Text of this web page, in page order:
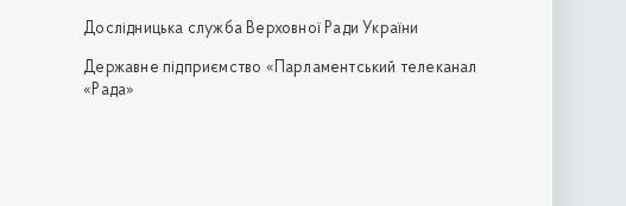
Дослідницька служба Верховної Ради України
Державне підприємство «Парламентський телеканал
«Рада»